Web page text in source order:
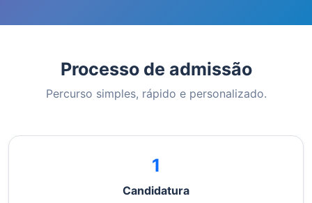
Processo de admissão
Percurso simples, rápido e personalizado.
1
Candidatura